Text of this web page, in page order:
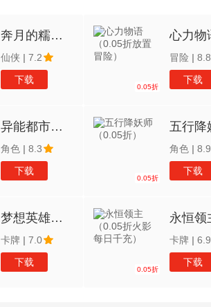
奔月的糯米团（0.05折极限畅玩）
仙侠 | 7.2
下载
0.05折
冒险 | 8.8
下载
异能都市（0.05折送黑悟空）
角色 | 8.3
下载
0.05折
角色 | 8.9
下载
梦想英雄（0.05折福利送充）
卡牌 | 7.0
下载
0.05折
卡牌 | 6.9
下载